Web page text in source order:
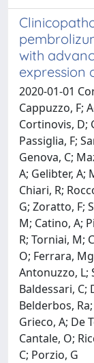
with
expression
2020-01-01
Cappuzzo, F;
Cortinovis, D;
Passiglia, F;
Genova, C;
A; Gelibter, A;
Chiari, R;
G; Zoratto, F;
M; Catino, A;
R; Torniai, M;
O; Ferrara,
Antonuzzo, L;
Baldessari, C;
Belderbos,
Grieco, A; De
Cantale, O;
C; Porzio, G